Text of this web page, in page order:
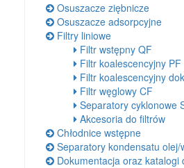
Osuszacze ziębnicze
Osuszacze adsorpcyjne
Filtry liniowe
Filtr wstępny QF
Filtr koalescencyjny PF
Filtr koalescencyjny
Filtr węglowy CF
Separatory cyklonowe
Akcesoria do filtrów
Chłodnice wstępne
Separatory kondensatu olej/
Dokumentacja oraz katalogi